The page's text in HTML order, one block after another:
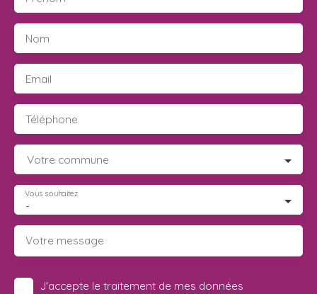
Nom
Email
Téléphone
Votre commune
-
Vous souhaitez
Votre message
J'accepte le traitement de mes données